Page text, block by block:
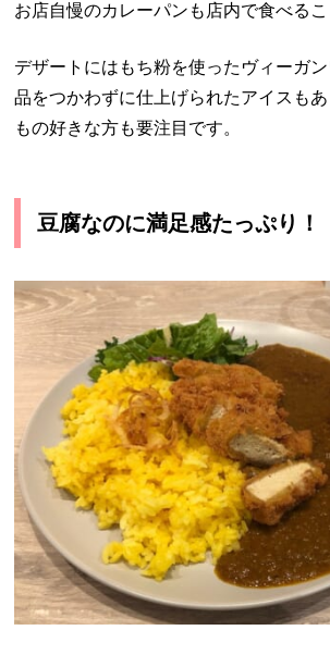
お店自慢のカレーパンも店内で食べるこ
デザートにはもち粉を使ったヴィーガ
品をつかわずに仕上げられたアイスも
もの好きな方も要注目です。
豆腐なのに満足感たっぷり！